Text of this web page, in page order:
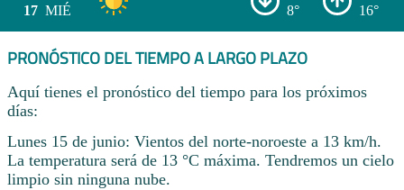
17 MIÉ 8° 16°
PRONÓSTICO DEL TIEMPO A LARGO PLAZO
Aquí tienes el pronóstico del tiempo para los próximos
días:
Lunes 15 de junio: Vientos del norte-noroeste a 13 km/h.
La temperatura será de 13 °C máxima. Tendremos un cielo
limpio sin ninguna nube.